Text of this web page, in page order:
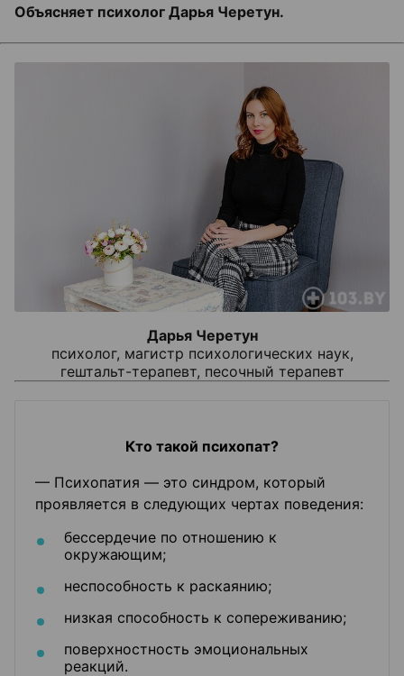
Объясняет психолог Дарья Черетун.
Дарья Черетун
психолог, магистр психологических наук,
гештальт-терапевт, песочный терапевт
Кто такой психопат?
— Психопатия — это синдром, который
проявляется в следующих чертах поведения:
бессердечие по отношению к
окружающим;
неспособность к раскаянию;
низкая способность к сопереживанию;
поверхностность эмоциональных
реакций.